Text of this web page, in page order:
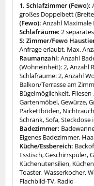
1. Schlafzimmer (Fewo):
großes Doppelbett
(Fewo): Anzahl Maximale
Schlafräume: 2
S: Zimmer/Fewo
Anfrage erlaubt, Max.
Raumanzahl: Anzahl
(Wohneinheit): 2, Anzahl
Schlafräume: 2, Anzahl
Balkon/Terrasse am
Bügelmöglichkeit,
Gartenmöbel, Gewürze,
Parkettböden,
Schrank, Sofa,
Badezimmer:
Eigenes Badezimmer,
Küche/Essbereich:
Esstisch, Geschirrspüler,
Küchenutensilien,
Toaster, Wasserkocher,
Flachbild-TV, Radio